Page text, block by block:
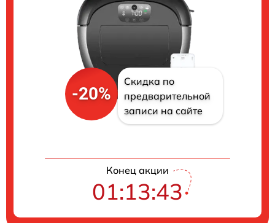
-20%
Скидка по
предварительной
записи на сайте
Конец акции
01:13:42